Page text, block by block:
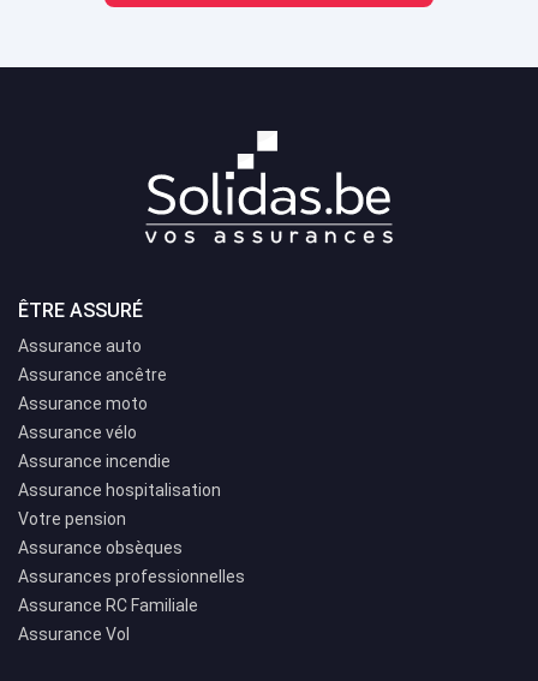
ÊTRE ASSURÉ
Assurance auto
Assurance ancêtre
Assurance moto
Assurance vélo
Assurance incendie
Assurance hospitalisation
Votre pension
Assurance obsèques
Assurances professionnelles
Assurance RC Familiale
Assurance Vol